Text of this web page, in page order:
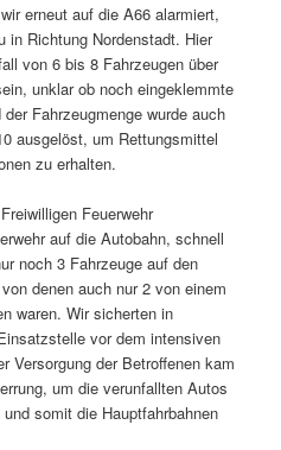
erneut auf die A66 alarmiert,
in Richtung Nordenstadt. Hier
von 6 bis 8 Fahrzeugen über
unklar ob noch eingeklemmte
Fahrzeugmenge wurde auch
ausgelöst, um Rettungsmittel
zu erhalten.
Feuerwehr
auf die Autobahn, schnell
noch 3 Fahrzeuge auf den
denen auch nur 2 von einem
waren. Wir sicherten in
vor dem intensiven
Versorgung der Betroffenen kam
um die verunfallten Autos
somit die Hauptfahrbahnen